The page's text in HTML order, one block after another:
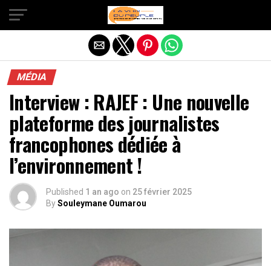
MÉDIA
Interview : RAJEF : Une nouvelle
plateforme des journalistes
francophones dédiée à
l’environnement !
Published 1 an ago on 25 février 2025
BySouleymane Oumarou
Quitter la version mobile